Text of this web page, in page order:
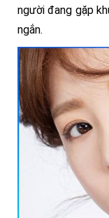
người đang gặp
ngắn.